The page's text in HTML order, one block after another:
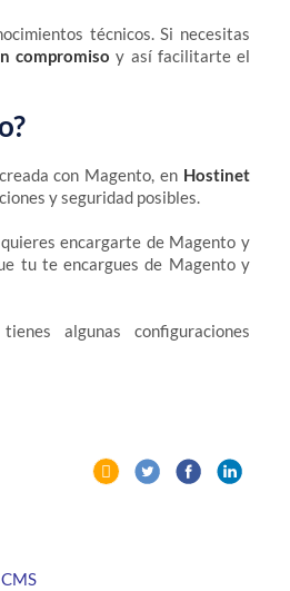
técnicos. Si necesitas
compromiso y así facilitarte el
con Magento, en Hostinet
y seguridad posibles.
encargarte de Magento y
tu te encargues de Magento y
algunas configuraciones